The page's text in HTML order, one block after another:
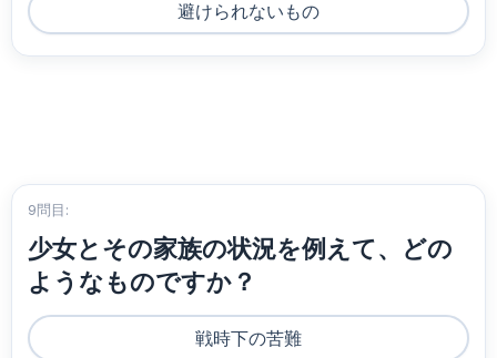
避けられないもの
9問目:
少女とその家族の状況を例えて、どの
ようなものですか？
戦時下の苦難